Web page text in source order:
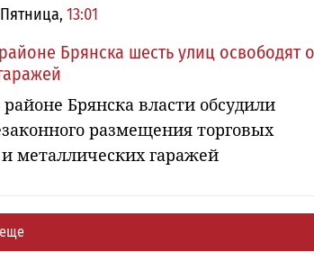
Пятница, 13:01
Брянска шесть улиц освободят
Брянска власти обсудили
размещения торговых
металлических гаражей